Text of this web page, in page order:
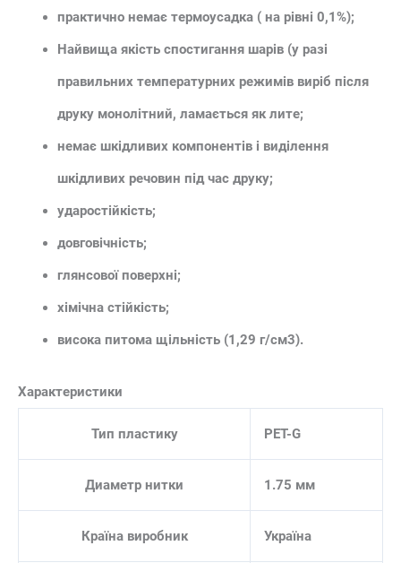
практично немає термоусадка ( на рівні 0,1%);
Найвища якість спостигання шарів (у разі
правильних температурних режимів виріб після
друку монолітний, ламається як лите;
немає шкідливих компонентів і виділення
шкідливих речовин під час друку;
ударостійкість;
довговічність;
глянсової поверхні;
хімічна стійкість;
висока питома щільність (1,29 г/см3).
Характеристики
Тип пластику PET-G
Диаметр нитки 1.75 мм
Країна виробник Україна